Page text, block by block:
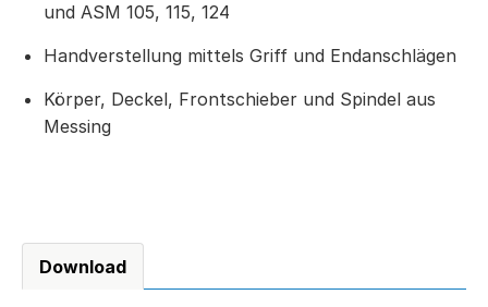
und ASM 105, 115, 124
Handverstellung mittels Griff und Endanschlägen
Körper, Deckel, Frontschieber und Spindel aus
Messing
Download